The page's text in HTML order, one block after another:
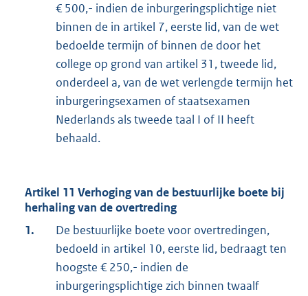
€ 500,- indien de inburgeringsplichtige niet
binnen de in artikel 7, eerste lid, van de wet
bedoelde termijn of binnen de door het
college op grond van artikel 31, tweede lid,
onderdeel a, van de wet verlengde termijn het
inburgeringsexamen of staatsexamen
Nederlands als tweede taal I of II heeft
behaald.
Artikel 11 Verhoging van de bestuurlijke boete bij
herhaling van de overtreding
1.
De bestuurlijke boete voor overtredingen,
bedoeld in artikel 10, eerste lid, bedraagt ten
hoogste € 250,- indien de
inburgeringsplichtige zich binnen twaalf